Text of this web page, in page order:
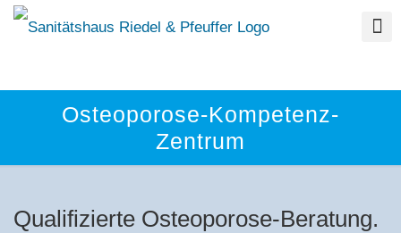
Osteoporose-Kompetenz-
Zentrum
Qualifizierte Osteoporose-Beratung.